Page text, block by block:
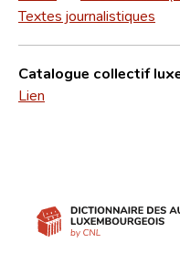
Textes journalistiques
Catalogue collectif
Lien